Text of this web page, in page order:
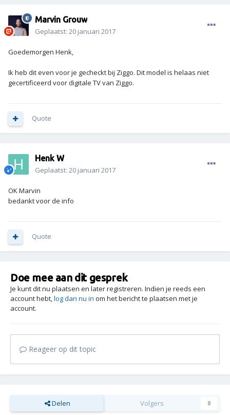
Marvin Grouw
Geplaatst: 20 januari 2017
Goedemorgen Henk,
Ik heb dit even voor je gecheckt bij Ziggo. Dit model is helaas niet
gecertificeerd voor digitale TV van Ziggo.
Quote
Henk W
Geplaatst: 20 januari 2017
OK Marvin
bedankt voor de info
Quote
Doe mee aan dit gesprek
Je kunt dit nu plaatsen en later registreren. Indien je reeds een
account hebt,log dan nu in om het bericht te plaatsen met je
account.
Reageer op dit topic
Delen Volgers 0